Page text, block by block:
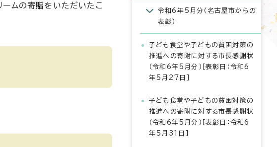
ームの寄贈をいただいたこ
令和6年5月分（名古屋市からの
表彰）
子ども食堂や子どもの貧困対策の
推進への寄附に対する市長感謝状
（令和6年5月分）［表彰日：令和6
年5月27日］
子ども食堂や子どもの貧困対策の
推進への寄附に対する市長感謝状
（令和6年5月分）［表彰日：令和6
年5月31日］